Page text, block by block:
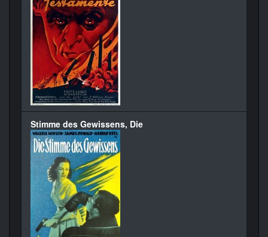
Stimme des Gewissens, Die